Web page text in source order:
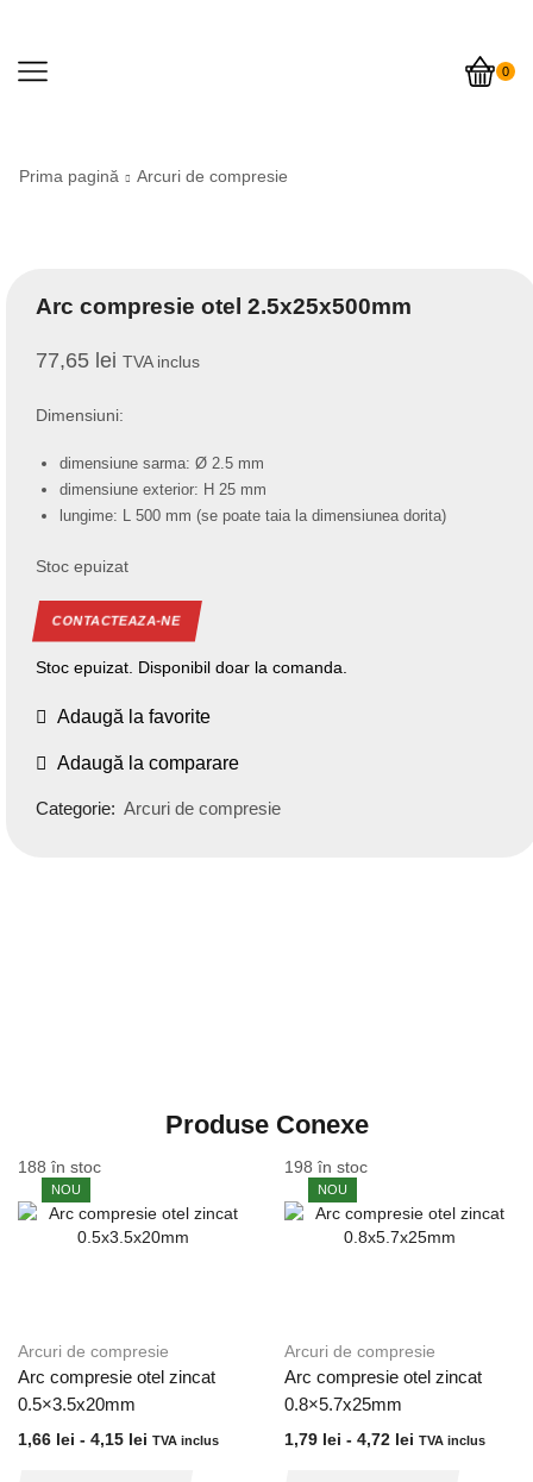
0
Prima pagină Arcuri de compresie
Arc compresie otel 2.5x25x500mm
77,65 lei TVA inclus
Dimensiuni:
dimensiune sarma: Ø 2.5 mm
dimensiune exterior: H 25 mm
lungime: L 500 mm (se poate taia la dimensiunea dorita)
Stoc epuizat
CONTACTEAZA-NE
Stoc epuizat. Disponibil doar la comanda.
Adaugă la favorite
Adaugă la comparare
Categorie: Arcuri de compresie
Produse Conexe
NOU
188 în stoc
Arcuri de compresie
Arc compresie otel zincat
0.5×3.5x20mm
1,66 lei - 4,15 lei TVA inclus
NOU
198 în stoc
Arcuri de compresie
Arc compresie otel zincat
0.8×5.7x25mm
1,79 lei - 4,72 lei TVA inclus